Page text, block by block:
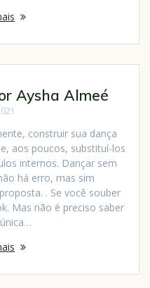
Aysha Almeé
construir sua dança
aos poucos, substituí-los
internos. Dançar sem
há erro, mas sim
. Se você souber
Mas não é preciso saber